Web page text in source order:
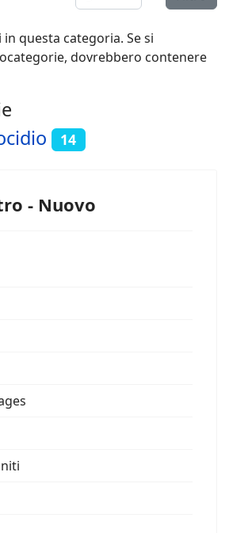
questa categoria. Se si
dovrebbero contenere
14
- Nuovo